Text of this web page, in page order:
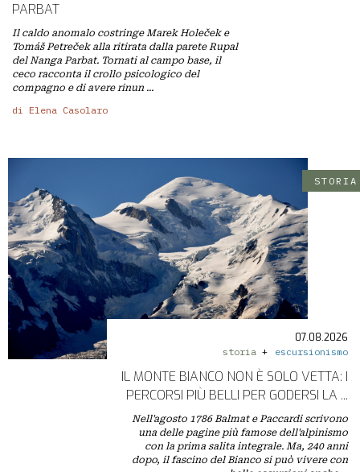
ORGANI
TECNICI
E
STRUTTURE
OPERATIVE
SEDE
BIBLIOTECA
CINETECA
BACHECA
INSERZIONI
PUBBLICITARIE
PUBBLIREDAZIONALI
PICCOLI
ANNUNCI
PARBAT
Il caldo anomalo costringe Marek Holeček e
Tomáš Petreček alla ritirata dalla parete Rupal
del Nanga Parbat. Tornati al campo base, il
ceco racconta il crollo psicologico del
compagno e di avere rinun ...
di Elena Casolaro
STORIA
07.08.2026
storia escursionismo
IL MONTE BIANCO NON È SOLO VETTA: I
PERCORSI PIÙ BELLI PER GODERSI LA ...
Nell'agosto 1786 Balmat e Paccardi scrivono
una delle pagine più famose dell'alpinismo
con la prima salita integrale. Ma, 240 anni
dopo, il fascino del Bianco si può vivere con